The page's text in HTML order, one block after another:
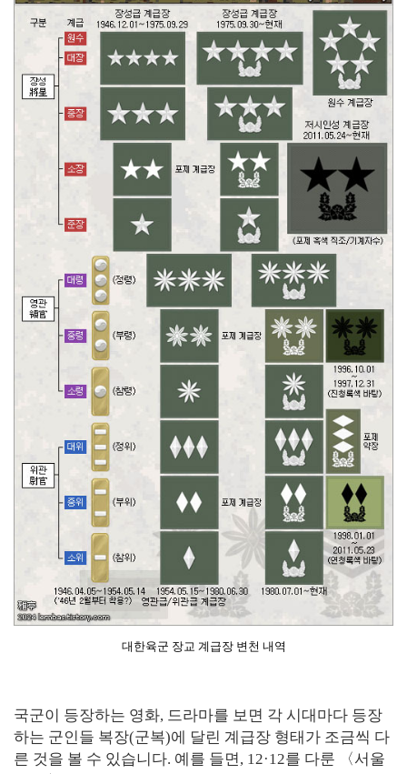
대한육군 장교 계급장 변천 내역
국군이 등장하는 영화, 드라마를 보면 각 시대마다 등장
하는 군인들 복장(군복)에 달린 계급장 형태가 조금씩 다
른 것을 볼 수 있습니다. 예를 들면, 12·12를 다룬 〈서울